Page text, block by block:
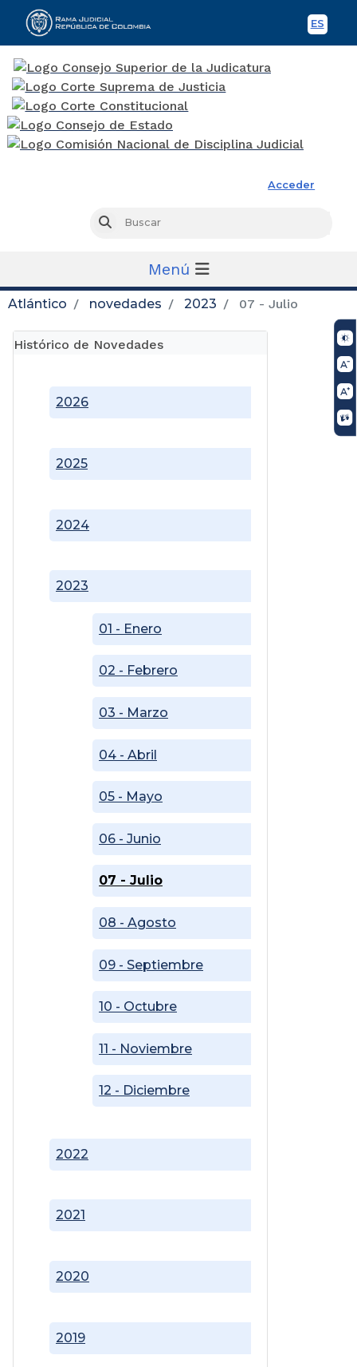
ES
Acceder
Buscar
Menú
Atlántico novedades 2023 07 - Julio
Histórico de Novedades
2019
2020
2021
2022
2023
01 - Enero
02 - Febrero
03 - Marzo
04 - Abril
05 - Mayo
06 - Junio
07 - Julio
08 - Agosto
09 - Septiembre
10 - Octubre
11 - Noviembre
12 - Diciembre
2024
2025
2026